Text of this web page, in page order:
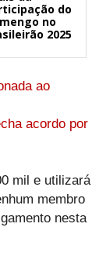
do
no
2025
ao
acordo por
mil e utilizará
membro
nesta